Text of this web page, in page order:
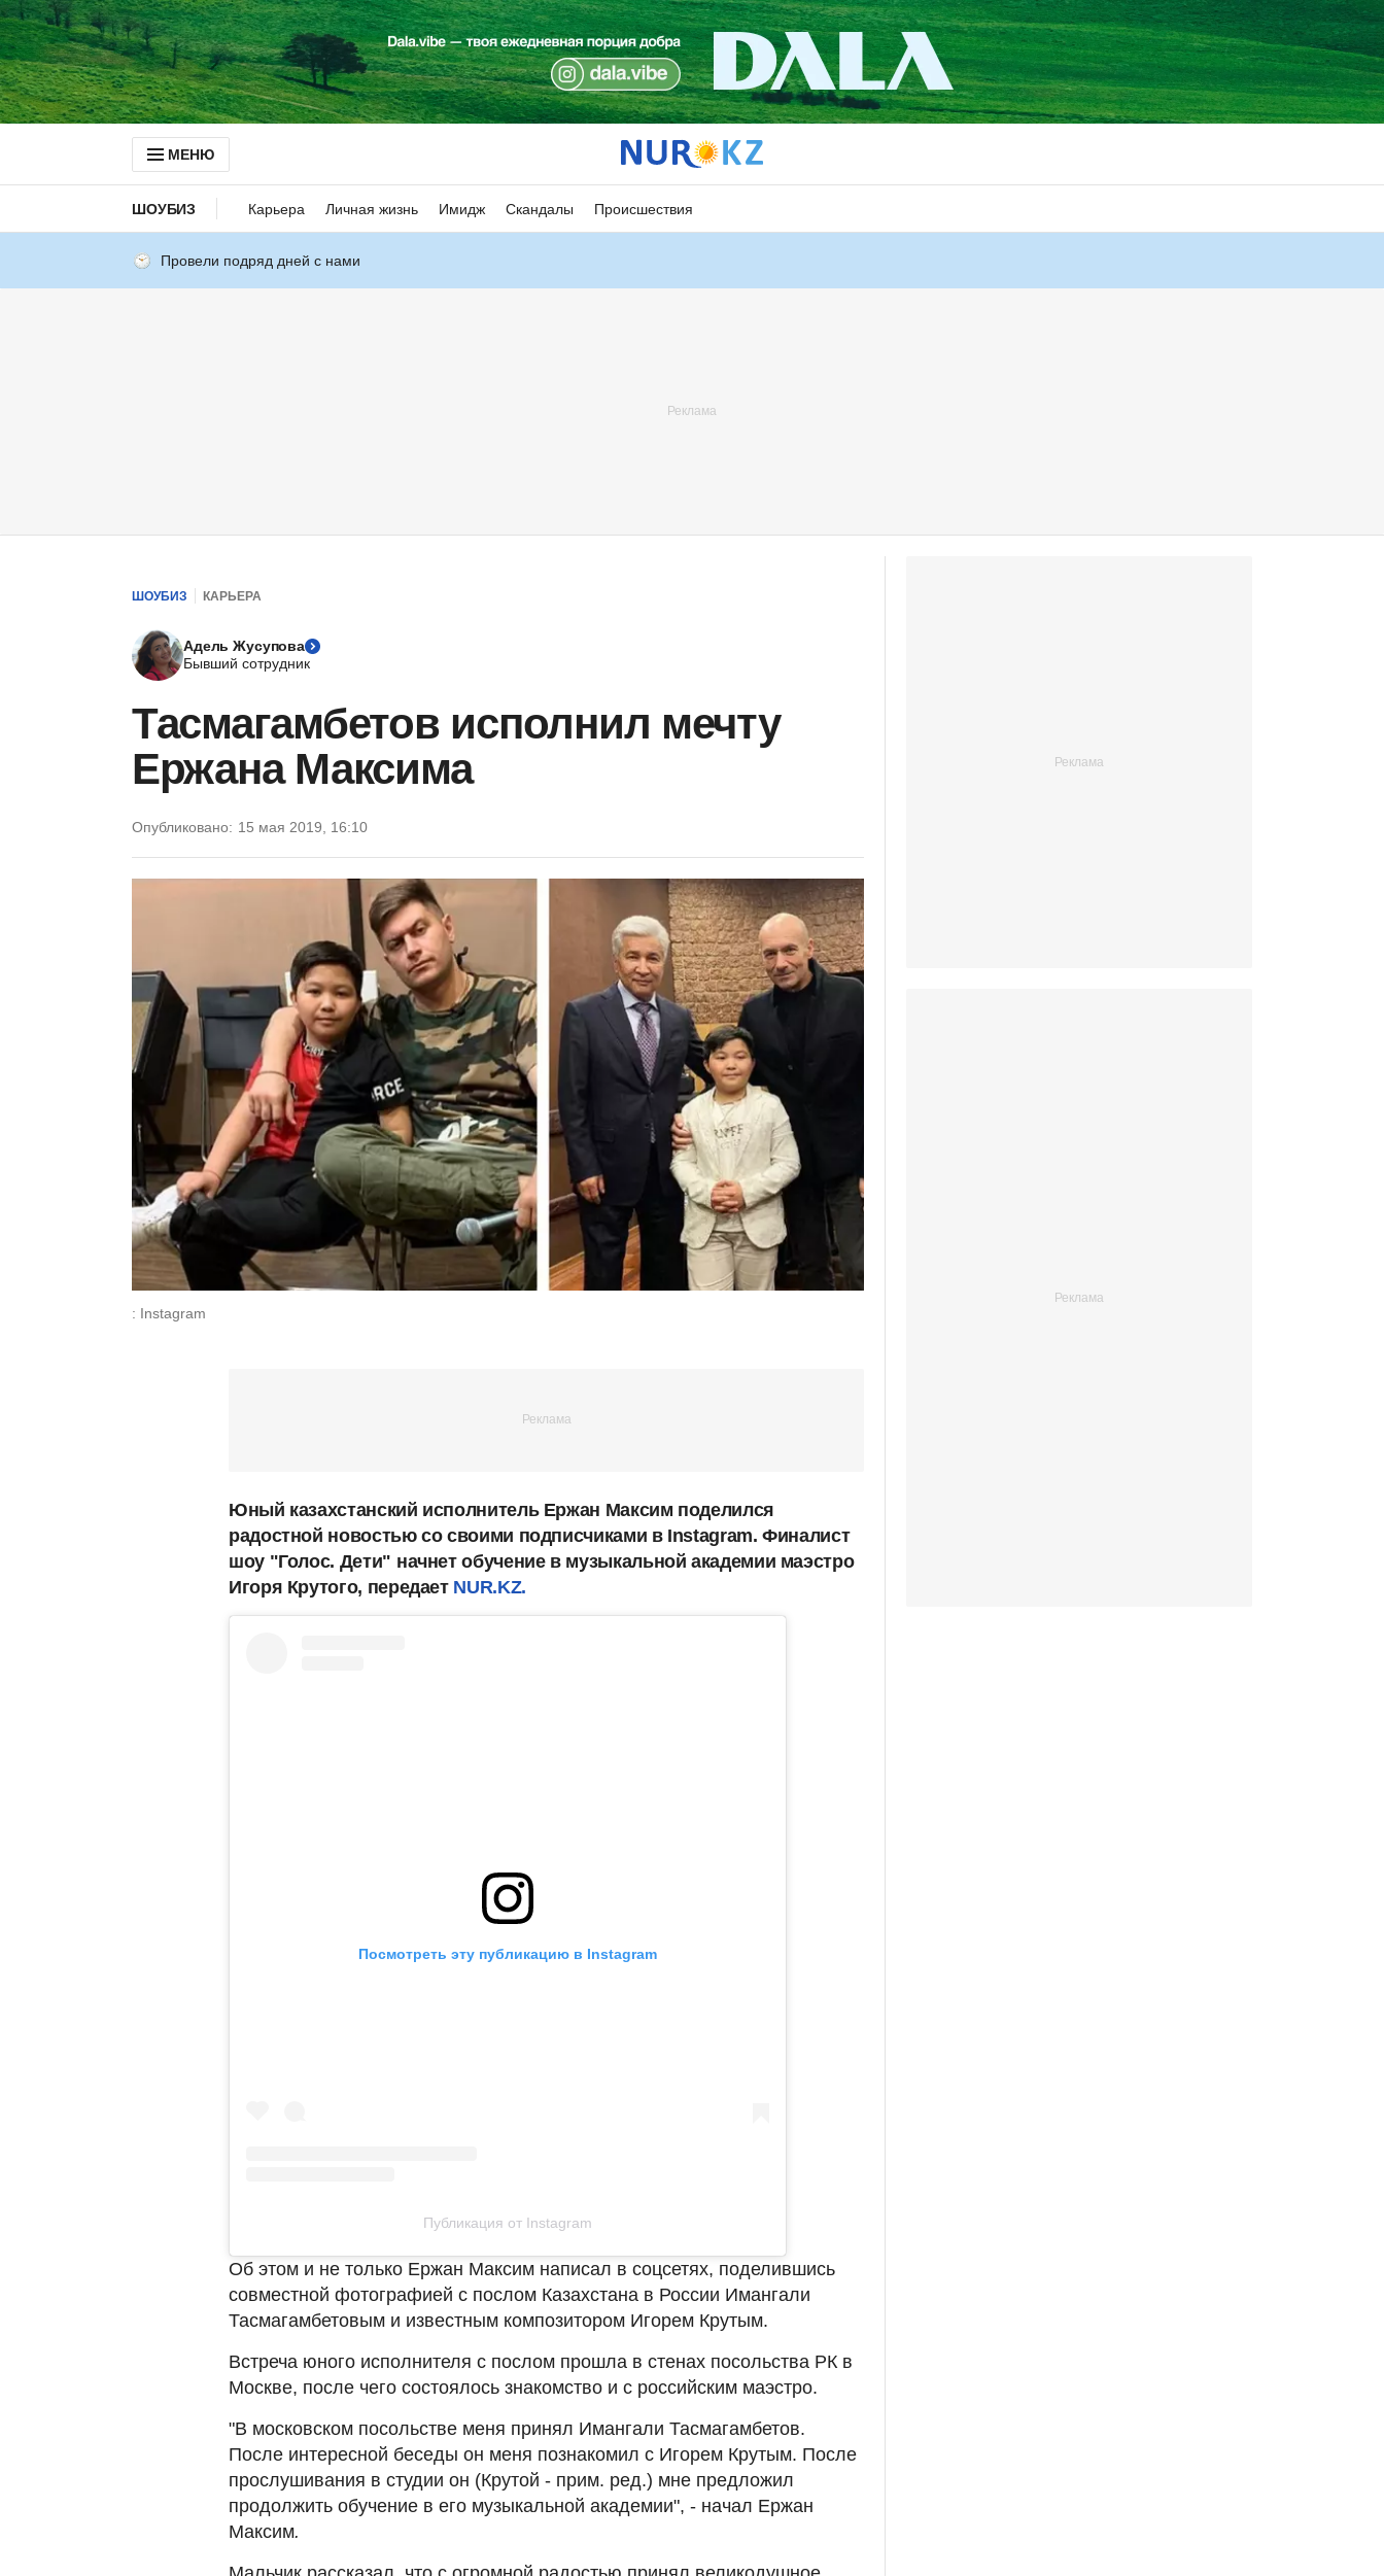
МЕНЮ
ШОУБИЗ Карьера Личная жизнь Имидж Скандалы Происшествия
Провели подряд дней с нами
ШОУБИЗ КАРЬЕРА
Адель Жусупова
Бывший сотрудник
Тасмагамбетов исполнил мечту
Ержана Максима
Опубликовано: 15 мая 2019, 16:10
: Instagram
Юный казахстанский исполнитель Ержан Максим поделился
радостной новостью со своими подписчиками в Instagram. Финалист
шоу "Голос. Дети" начнет обучение в музыкальной академии маэстро
Игоря Крутого, передает NUR.KZ.
Посмотреть эту публикацию в Instagram
Публикация от Instagram
Об этом и не только Ержан Максим написал в соцсетях, поделившись
совместной фотографией с послом Казахстана в России Имангали
Тасмагамбетовым и известным композитором Игорем Крутым.
Встреча юного исполнителя с послом прошла в стенах посольства РК в
Москве, после чего состоялось знакомство и с российским маэстро.
"В московском посольстве меня принял Имангали Тасмагамбетов.
После интересной беседы он меня познакомил с Игорем Крутым. После
прослушивания в студии он (Крутой - прим. ред.) мне предложил
продолжить обучение в его музыкальной академии", - начал Ержан
Максим.